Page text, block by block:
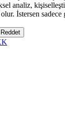
analiz,
olur. İstersen
Reddet